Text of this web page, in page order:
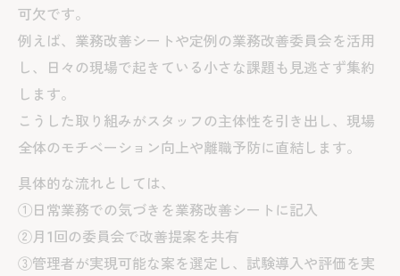
可欠です。
例えば、業務改善シートや定例の業務改善委員会を活用
し、日々の現場で起きている小さな課題も見逃さず集約
します。
こうした取り組みがスタッフの主体性を引き出し、現場
全体のモチベーション向上や離職予防に直結します。
具体的な流れとしては、
①日常業務での気づきを業務改善シートに記入
②月1回の委員会で改善提案を共有
③管理者が実現可能な案を選定し、試験導入や評価を実